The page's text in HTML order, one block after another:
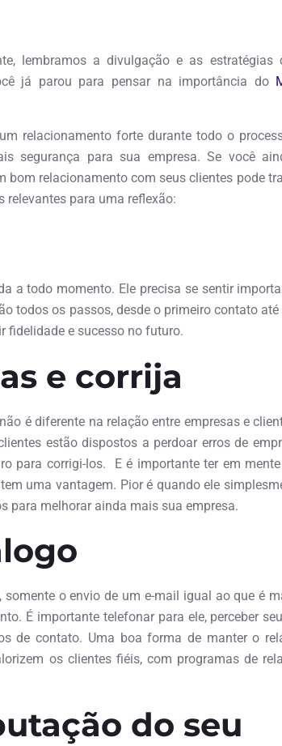
lembramos a divulgação e as estratégias
já parou para pensar na importância do
relacionamento forte durante todo o
segurança para sua empresa. Se você
relacionamento com seus clientes pode
relevantes para uma reflexão:
a todo momento. Ele precisa se sentir
todos os passos, desde o primeiro contato
fidelidade e sucesso no futuro.
e corrija
é diferente na relação entre empresas e
estão dispostos a perdoar erros de
para corrigi-los. E é importante ter em
uma vantagem. Pior é quando ele
para melhorar ainda mais sua empresa.
o envio de um e-mail igual ao que é
É importante telefonar para ele, perceber
de contato. Uma boa forma de manter o
os clientes fiéis, com programas de
do seu